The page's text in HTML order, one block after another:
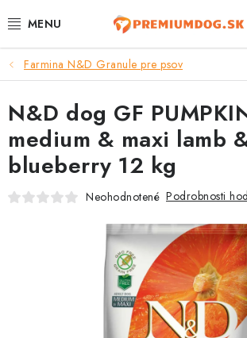
na
TOP 100 PRODUKTOV
NOVINKY
AKCIE
ÚTULKY
Farmina N&D Granule pre psov
N&D dog GF
medium & maxi lamb
blueberry 12 kg
Neohodnotené Podrobnosti